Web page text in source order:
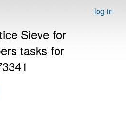
log in
Sieve for
tasks for